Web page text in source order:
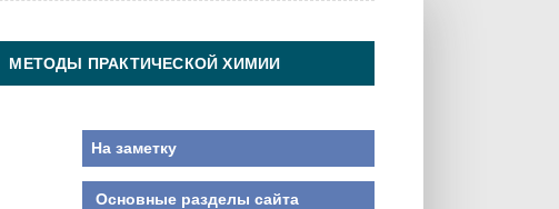
МЕТОДЫ ПРАКТИЧЕСКОЙ ХИМИИ
На заметку
Основные разделы сайта